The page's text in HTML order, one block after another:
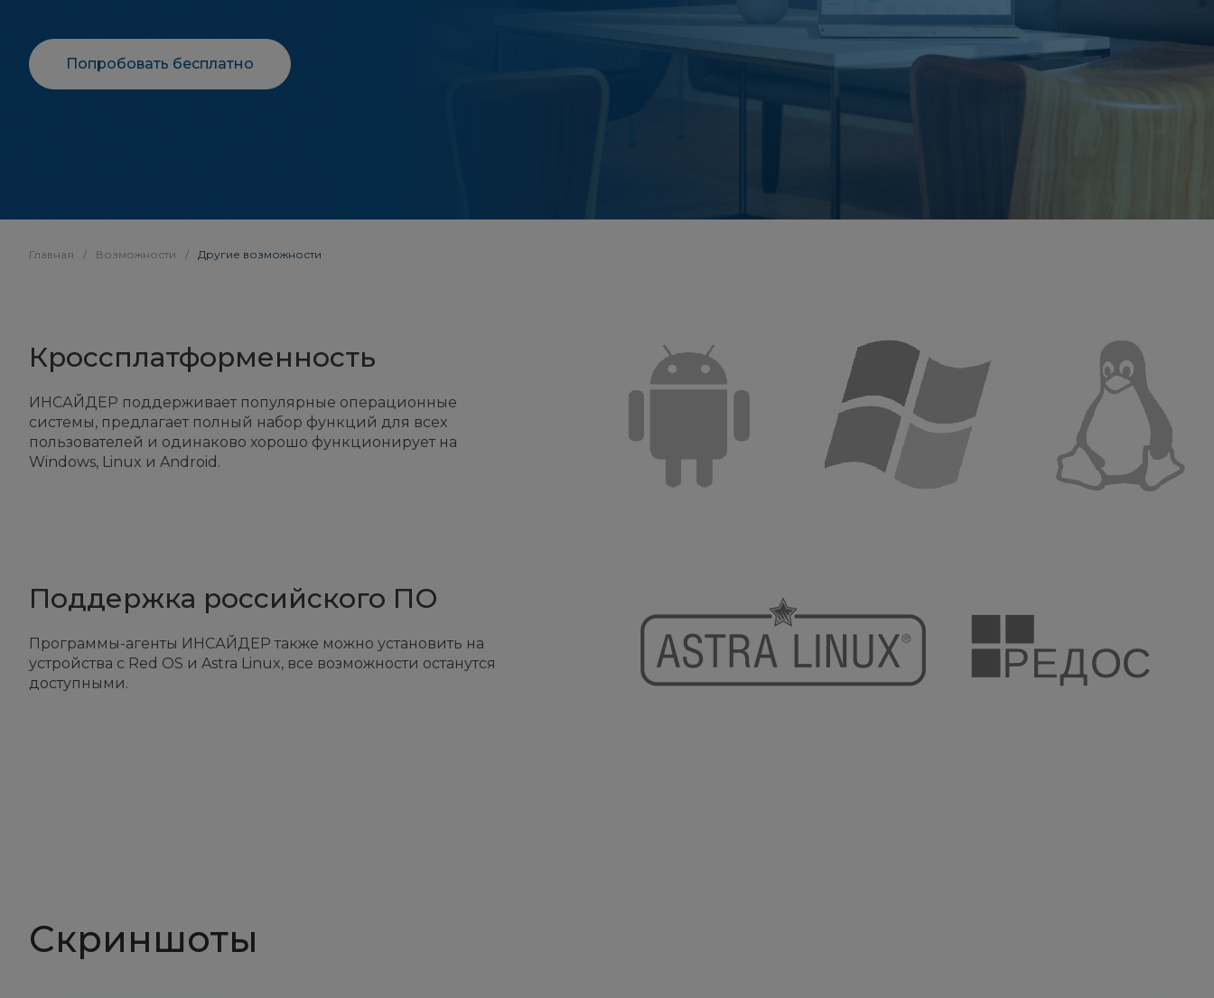
Попробовать бесплатно
Главная / Возможности / Другие возможности
Кроссплатформенность
ИНСАЙДЕР поддерживает популярные операционные
системы, предлагает полный набор функций для всех
пользователей и одинаково хорошо функционирует на
Windows, Linux и Android.
Поддержка российского ПО
Программы-агенты ИНСАЙДЕР также можно установить на
устройства с Red OS и Astra Linux, все возможности останутся
доступными.
Скриншоты